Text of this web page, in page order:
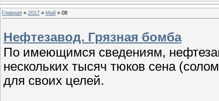
Главная » 2017 » Май » 08
Нефтезавод. Грязная бомба
По имеющимся сведениям,
нескольких тысяч тюков сена
для своих целей.